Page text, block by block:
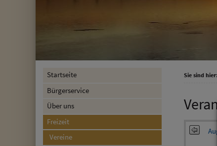
Startseite
Bürgerservice
Über uns
Freizeit
Vereine
Sie sind hier: